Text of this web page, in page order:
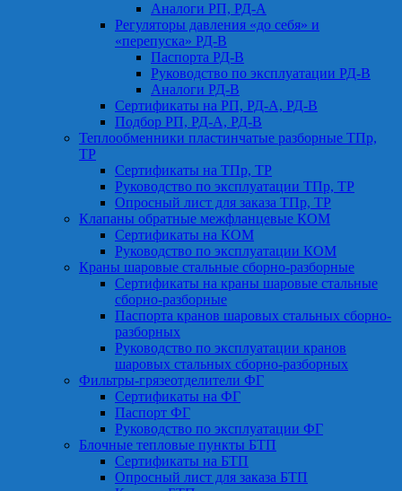
Аналоги РП, РД-А
Регуляторы давления «до себя» и
«перепуска» РД-В
Паспорта РД-В
Руководство по эксплуатации РД-В
Аналоги РД-В
Сертификаты на РП, РД-А, РД-В
Подбор РП, РД-А, РД-В
Теплообменники пластинчатые разборные ТПр,
ТР
Сертификаты на ТПр, ТР
Руководство по эксплуатации ТПр, ТР
Опросный лист для заказа ТПр, ТР
Клапаны обратные межфланцевые КОМ
Сертификаты на КОМ
Руководство по эксплуатации КОМ
Краны шаровые стальные сборно-разборные
Сертификаты на краны шаровые стальные
сборно-разборные
Паспорта кранов шаровых стальных сборно-
разборных
Руководство по эксплуатации кранов
шаровых стальных сборно-разборных
Фильтры-грязеотделители ФГ
Сертификаты на ФГ
Паспорт ФГ
Руководство по эксплуатации ФГ
Блочные тепловые пункты БТП
Сертификаты на БТП
Опросный лист для заказа БТП